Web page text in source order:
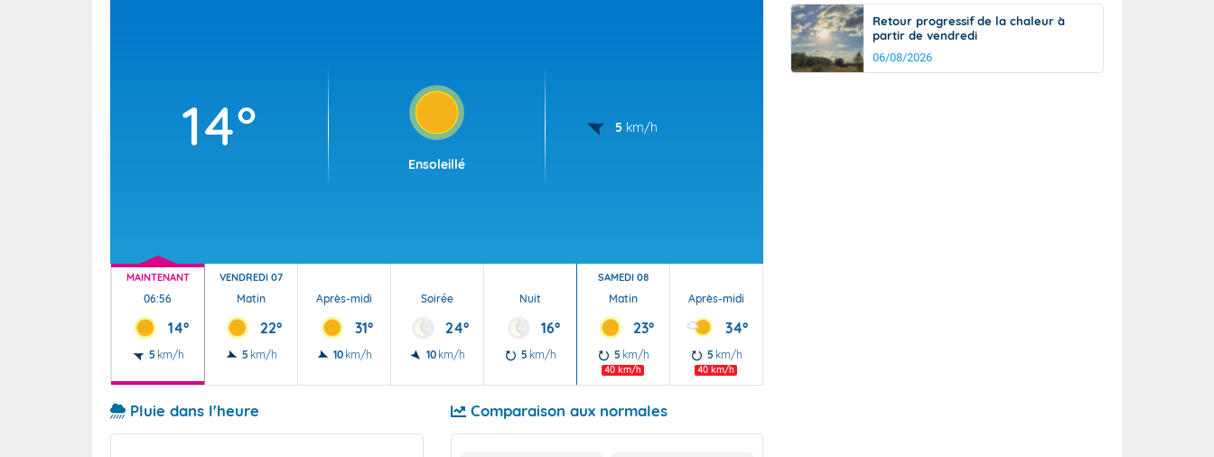
14°
Ensoleillé
5 km/h
MAINTENANT
06:56
14°
5 km/h
VENDREDI 07
Matin
22°
5 km/h
Après-midi
31°
10 km/h
Soirée
24°
10 km/h
Nuit
16°
5 km/h
SAMEDI 08
Matin
23°
5 km/h
40 km/h
Après-midi
34°
5 km/h
40 km/h
Pluie dans l'heure Comparaison aux normales
Retour progressif de la chaleur à
partir de vendredi
06/08/2026